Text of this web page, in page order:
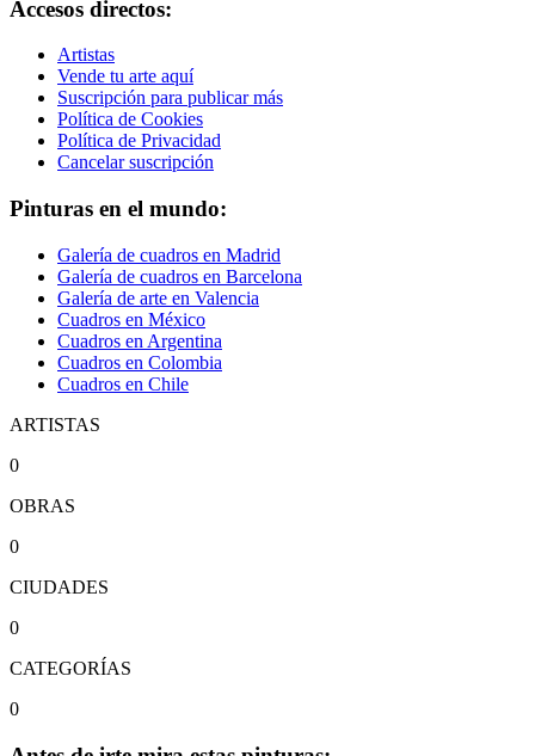
Accesos directos:
Artistas
Vende tu arte aquí
Suscripción para publicar más
Política de Cookies
Política de Privacidad
Cancelar suscripción
Pinturas en el mundo:
Galería de cuadros en Madrid
Galería de cuadros en Barcelona
Galería de arte en Valencia
Cuadros en México
Cuadros en Argentina
Cuadros en Colombia
Cuadros en Chile
ARTISTAS
0
OBRAS
0
CIUDADES
0
CATEGORÍAS
0